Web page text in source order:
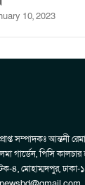
10, 2023
সম্পাদকঃ আন্তনী রেমা
গার্ডেন, পিসি কালচার
৪, মোহাম্মদপুর, ঢাকা-